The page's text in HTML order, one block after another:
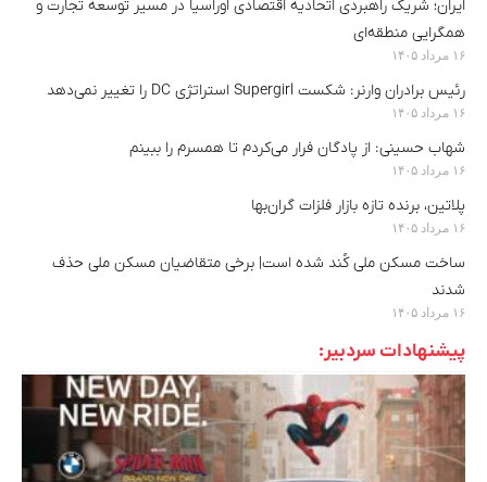
ایران؛ شریک راهبردی اتحادیه اقتصادی اوراسیا در مسیر توسعه تجارت و
همگرایی منطقه‌ای
۱۶ مرداد ۱۴۰۵
رئیس برادران وارنر: شکست Supergirl استراتژی DC را تغییر نمی‌دهد
۱۶ مرداد ۱۴۰۵
شهاب حسینی: از پادگان فرار می‌کردم تا همسرم را ببینم
۱۶ مرداد ۱۴۰۵
پلاتین، برنده تازه بازار فلزات گران‌بها
۱۶ مرداد ۱۴۰۵
ساخت مسکن ملی کُند شده است| برخی متقاضیان مسکن ملی حذف
شدند
۱۶ مرداد ۱۴۰۵
پیشنهادات سردبیر: